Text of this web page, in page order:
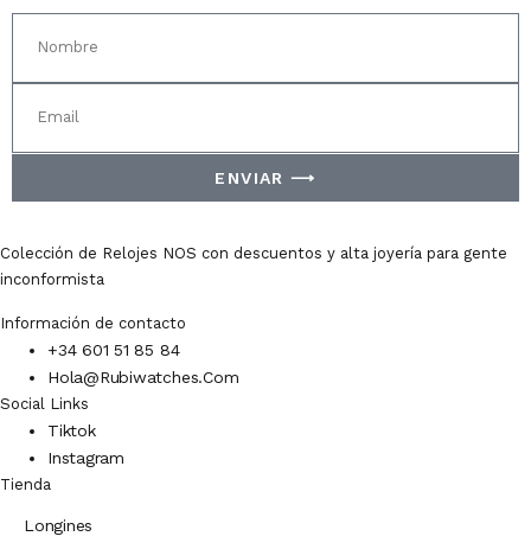
ENVIAR ⟶
Colección de Relojes NOS con descuentos y alta joyería para gente
inconformista
Información de contacto
+34 601 51 85 84
Hola@rubiwatches.com
Social Links
Tiktok
Instagram
Tienda
Longines